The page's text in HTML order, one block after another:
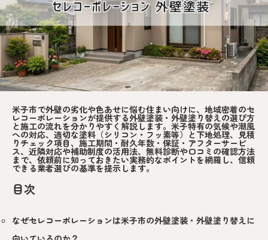
米子市で外壁の劣化や色あせに悩む住まい向けに、地域密着のセ
レコーポレーションが提供する外壁塗装・外壁塗り替えの選び方
と施工の流れを分かりやすく解説します。米子特有の気候や潮風
への対応、適切な塗料（シリコン・フッ素等）と下地処理、見積
りチェック項目、施工期間・耐久年数・保証・アフターサービ
ス、近隣対応や補助制度の活用法、無料診断や口コミの確認方法
まで、依頼前に知っておきたい実務的なポイントを網羅し、信頼
できる業者選びの基準を提示します。
目次
なぜセレコーポレーションは米子市の外壁塗装・外壁塗り替えに